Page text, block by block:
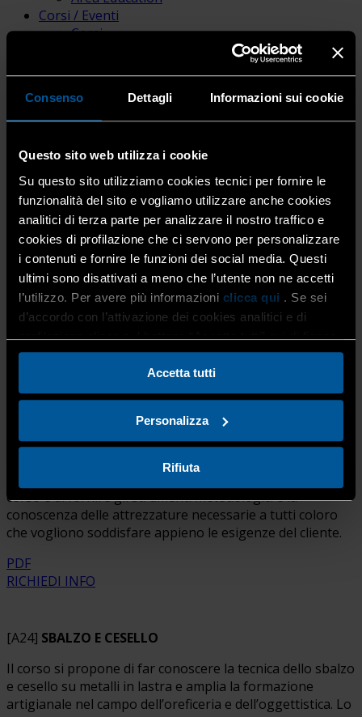
Consenso Dettagli Informazioni sui cookie
Questo sito web utilizza i cookie
Su questo sito utilizziamo cookies tecnici per fornire le
funzionalità del sito e vogliamo utilizzare anche cookies
analitici di terza parte per analizzare il nostro traffico e
cookies di profilazione che ci servono per personalizzare
i contenuti e fornire le funzioni dei social media. Questi
ultimi sono disattivati a meno che l’utente non ne accetti
l’utilizzo. Per avere più informazioni clicca qui . Se sei
d’accordo con l’attivazione dei cookies analitici e di
profilazione clicca sul bottone “Accetta tutti” qui di fianco.
Accetta tutti
Personalizza
Rifiuta
Corsi / Eventi
Corsi
Photo Gallery
News
Attualità
Dati statistici
Riviste per i soci
Pubblicazioni e media
Bacheca Annunci
Corsi Orafi
[A4]LA MODELLAZIONE DELLA CERA DURA livello
Il corso di “Modellazione della cera dura” (2° livello) è
rivolto agli artigiani orafi che vogliono apprendere e/o
corso è di fornire gli strumenti metodologici e la
conoscenza delle attrezzature necessarie a tutti coloro
che vogliono soddisfare appieno le esigenze del cliente.
PDF
RICHIEDI INFO
[A24] SBALZO E CESELLO
Il corso si propone di far conoscere la tecnica dello sbalzo
e cesello su metalli in lastra e amplia la formazione
artigianale nel campo dell’oreficeria e dell’oggettistica. Lo